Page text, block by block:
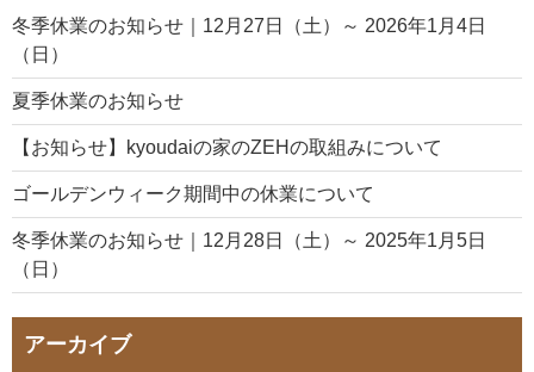
冬季休業のお知らせ｜12月27日（土）～ 2026年1月4日
（日）
夏季休業のお知らせ
【お知らせ】kyoudaiの家のZEHの取組みについて
ゴールデンウィーク期間中の休業について
冬季休業のお知らせ｜12月28日（土）～ 2025年1月5日
（日）
アーカイブ